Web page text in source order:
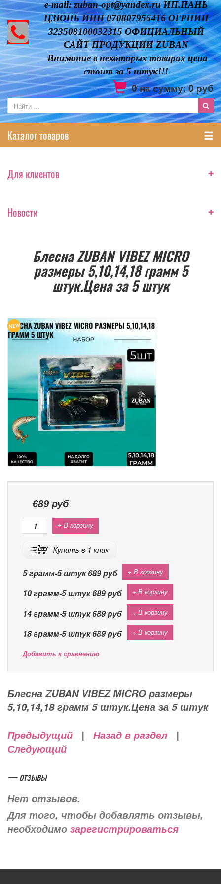
e-mail: zuban-opt@yandex.ru ИП.ПАНЬ
ЦЗЮНЬ ИНН 070807956416 ОГРНИП
323508100032315 ОФИЦИАЛЬНЫЙ
САЙТ ПРОДУКЦИИ ZUBAN
Внимание в некоторых товарах цена
стоит за 5 штук!!!
0на сумму:0руб
Каталог товаров
Для клиентов +
Новости +
Блесна ZUBAN VIBEZ MICRO
размеры 5,10,14,18 грамм 5
штук.Цена за 5 штук
689 руб
+ В корзину
5 грамм-5 штук689 руб + В корзину
10 грамм-5 штук689 руб + В корзину
14 грамм-5 штук689 руб + В корзину
18 грамм-5 штук689 руб + В корзину
Добавить к сравнению
Блесна ZUBAN VIBEZ MICRO размеры
5,10,14,18 грамм 5 штук.Цена за 5 штук
Предыдущий Назад в раздел
Следующий
— отзывы
Нет отзывов.
Для того, чтобы добавлять отзывы,
необходимо зарегистрироваться